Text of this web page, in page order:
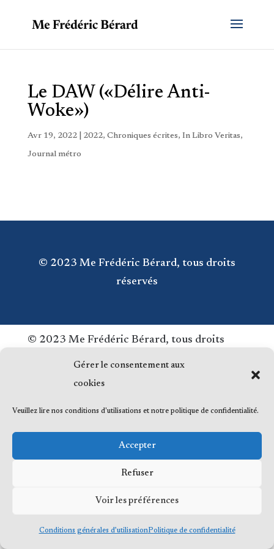
Gérer le consentement aux
cookies
Veuillez lire nos conditions d'utilisations et notre politique de confidentialité.
Accepter
Refuser
Voir les préférences
Conditions générales d’utilisationPolitique de confidentialité
Le DAW («Délire Anti-
Woke»)
Avr 19, 2022| 2022, Chroniques écrites, In Libro Veritas,
Journal métro
© 2023 Me Frédéric Bérard, tous droits
réservés
© 2023 Me Frédéric Bérard, tous droits